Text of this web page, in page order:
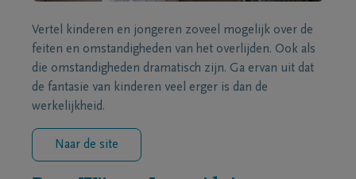
Vertel kinderen en jongeren zoveel mogelijk over de
feiten en omstandigheden van het overlijden. Ook als
die omstandigheden dramatisch zijn. Ga ervan uit dat
de fantasie van kinderen veel erger is dan de
werkelijkheid.
Naar de site